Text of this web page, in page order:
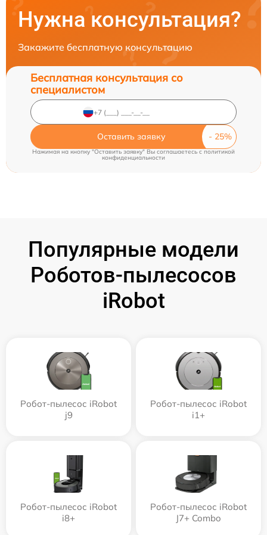
Нужна консультация?
Закажите бесплатную консультацию
Бесплатная консультация со
специалистом
Оставить заявку
Нажимая на кнопку "Оставить заявку" Вы соглашаетесь c политикой
конфиденциальности
Популярные модели
Роботов-пылесосов
iRobot
Робот-пылесос iRobot
j9
Робот-пылесос iRobot
i1+
Робот-пылесос iRobot
i8+
Робот-пылесос iRobot
J7+ Combo